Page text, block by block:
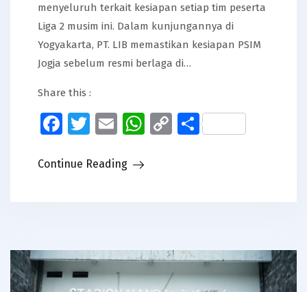
menyeluruh terkait kesiapan setiap tim peserta
Liga 2 musim ini. Dalam kunjungannya di
Yogyakarta, PT. LIB memastikan kesiapan PSIM
Jogja sebelum resmi berlaga di…
Share this :
Facebook
Twitter
EmailWhatsApp
CopyShare
Continue Reading